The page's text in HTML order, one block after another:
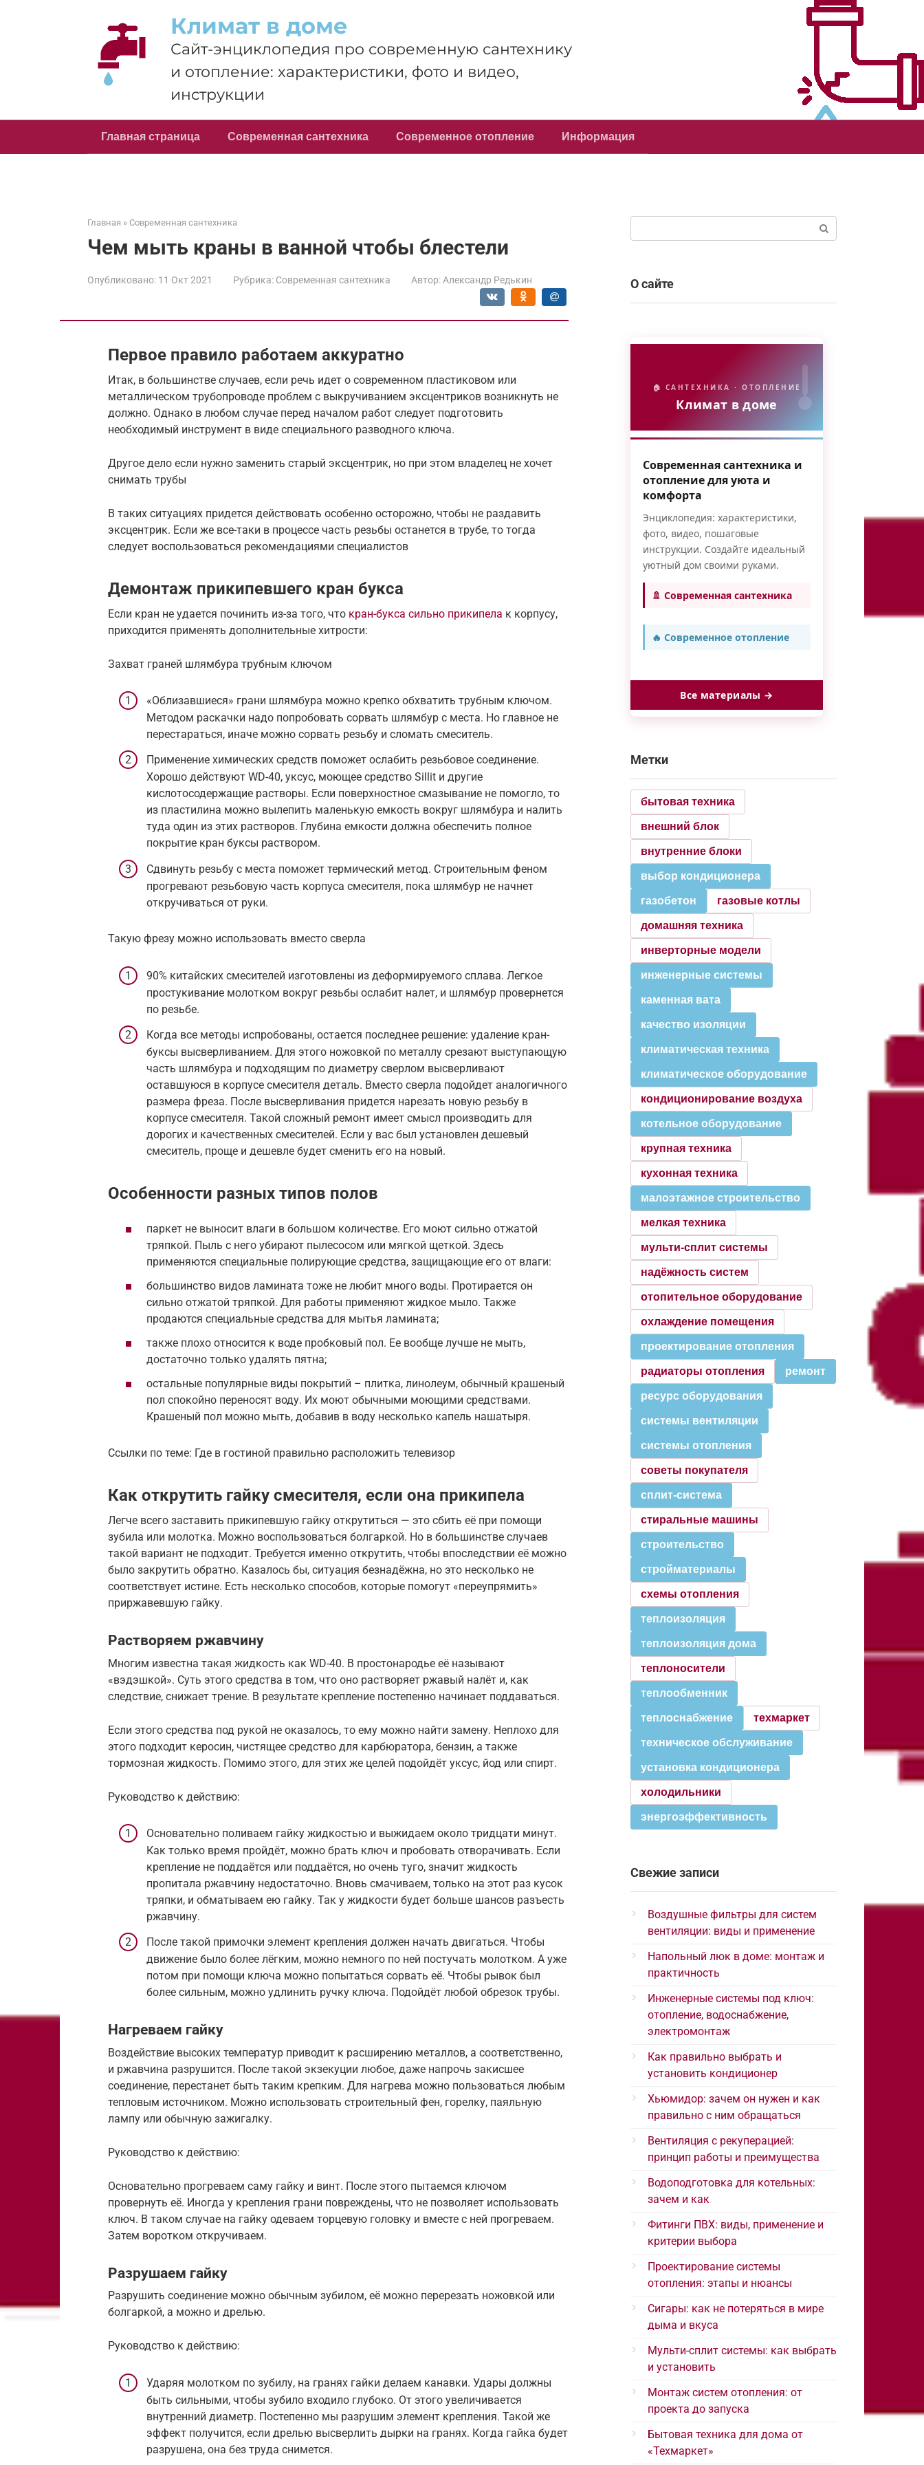
Климат в доме
Сайт-энциклопедия про современную сантехнику
и отопление: характеристики, фото и видео,
инструкции
Главная страница Современная сантехника Современное отопление Информация
Главная » Современная сантехника
Чем мыть краны в ванной чтобы блестели
Опубликовано: 11 Окт 2021 Рубрика: Современная сантехника Автор: Александр Редькин
Первое правило работаем аккуратно
Итак, в большинстве случаев, если речь идет о современном пластиковом или
металлическом трубопроводе проблем с выкручиванием эксцентриков возникнуть не
должно. Однако в любом случае перед началом работ следует подготовить
необходимый инструмент в виде специального разводного ключа.
Другое дело если нужно заменить старый эксцентрик, но при этом владелец не хочет
снимать трубы
В таких ситуациях придется действовать особенно осторожно, чтобы не раздавить
эксцентрик. Если же все-таки в процессе часть резьбы останется в трубе, то тогда
следует воспользоваться рекомендациями специалистов
Демонтаж прикипевшего кран букса
Если кран не удается починить из-за того, что кран-букса сильно прикипела к корпусу,
приходится применять дополнительные хитрости:
Захват граней шлямбура трубным ключом
«Облизавшиеся» грани шлямбура можно крепко обхватить трубным ключом.
Методом раскачки надо попробовать сорвать шлямбур с места. Но главное не
перестараться, иначе можно сорвать резьбу и сломать смеситель.
Применение химических средств поможет ослабить резьбовое соединение.
Хорошо действуют WD-40, уксус, моющее средство Sillit и другие
кислотосодержащие растворы. Если поверхностное смазывание не помогло, то
из пластилина можно вылепить маленькую емкость вокруг шлямбура и налить
туда один из этих растворов. Глубина емкости должна обеспечить полное
покрытие кран буксы раствором.
Сдвинуть резьбу с места поможет термический метод. Строительным феном
прогревают резьбовую часть корпуса смесителя, пока шлямбур не начнет
откручиваться от руки.
Такую фрезу можно использовать вместо сверла
90% китайских смесителей изготовлены из деформируемого сплава. Легкое
простукивание молотком вокруг резьбы ослабит налет, и шлямбур провернется
по резьбе.
Когда все методы испробованы, остается последнее решение: удаление кран-
буксы высверливанием. Для этого ножовкой по металлу срезают выступающую
часть шлямбура и подходящим по диаметру сверлом высверливают
оставшуюся в корпусе смесителя деталь. Вместо сверла подойдет аналогичного
размера фреза. После высверливания придется нарезать новую резьбу в
корпусе смесителя. Такой сложный ремонт имеет смысл производить для
дорогих и качественных смесителей. Если у вас был установлен дешевый
смеситель, проще и дешевле будет сменить его на новый.
Особенности разных типов полов
паркет не выносит влаги в большом количестве. Его моют сильно отжатой
тряпкой. Пыль с него убирают пылесосом или мягкой щеткой. Здесь
применяются специальные полирующие средства, защищающие его от влаги:
большинство видов ламината тоже не любит много воды. Протирается он
сильно отжатой тряпкой. Для работы применяют жидкое мыло. Также
продаются специальные средства для мытья ламината;
также плохо относится к воде пробковый пол. Ее вообще лучше не мыть,
достаточно только удалять пятна;
остальные популярные виды покрытий – плитка, линолеум, обычный крашеный
пол спокойно переносят воду. Их моют обычными моющими средствами.
Крашеный пол можно мыть, добавив в воду несколько капель нашатыря.
Ссылки по теме: Где в гостиной правильно расположить телевизор
Как открутить гайку смесителя, если она прикипела
Легче всего заставить прикипевшую гайку открутиться — это сбить её при помощи
зубила или молотка. Можно воспользоваться болгаркой. Но в большинстве случаев
такой вариант не подходит. Требуется именно открутить, чтобы впоследствии её можно
было закрутить обратно. Казалось бы, ситуация безнадёжна, но это несколько не
соответствует истине. Есть несколько способов, которые помогут «переупрямить»
приржавевшую гайку.
Растворяем ржавчину
Многим известна такая жидкость как WD-40. В простонародье её называют
«вэдэшкой». Суть этого средства в том, что оно растворяет ржавый налёт и, как
следствие, снижает трение. В результате крепление постепенно начинает поддаваться.
Если этого средства под рукой не оказалось, то ему можно найти замену. Неплохо для
этого подходит керосин, чистящее средство для карбюратора, бензин, а также
тормозная жидкость. Помимо этого, для этих же целей подойдёт уксус, йод или спирт.
Руководство к действию:
Основательно поливаем гайку жидкостью и выжидаем около тридцати минут.
Как только время пройдёт, можно брать ключ и пробовать отворачивать. Если
крепление не поддаётся или поддаётся, но очень туго, значит жидкость
пропитала ржавчину недостаточно. Вновь смачиваем, только на этот раз кусок
тряпки, и обматываем ею гайку. Так у жидкости будет больше шансов разъесть
ржавчину.
После такой примочки элемент крепления должен начать двигаться. Чтобы
движение было более лёгким, можно немного по ней постучать молотком. А уже
потом при помощи ключа можно попытаться сорвать её. Чтобы рывок был
более сильным, можно удлинить ручку ключа. Подойдёт любой обрезок трубы.
Нагреваем гайку
Воздействие высоких температур приводит к расширению металлов, а соответственно,
и ржавчина разрушится. После такой экзекуции любое, даже напрочь закисшее
соединение, перестанет быть таким крепким. Для нагрева можно пользоваться любым
тепловым источником. Можно использовать строительный фен, горелку, паяльную
лампу или обычную зажигалку.
Руководство к действию:
Основательно прогреваем саму гайку и винт. После этого пытаемся ключом
провернуть её. Иногда у крепления грани повреждены, что не позволяет использовать
ключ. В таком случае на гайку одеваем торцевую головку и вместе с ней прогреваем.
Затем воротком откручиваем.
Разрушаем гайку
Разрушить соединение можно обычным зубилом, её можно перерезать ножовкой или
болгаркой, а можно и дрелью.
Руководство к действию:
Ударяя молотком по зубилу, на гранях гайки делаем канавки. Удары должны
быть сильными, чтобы зубило входило глубоко. От этого увеличивается
внутренний диаметр. Постепенно мы разрушим элемент крепления. Такой же
эффект получится, если дрелью высверлить дырки на гранях. Когда гайка будет
разрушена, она без труда снимется.
О сайте
🏠 САНТЕХНИКА · ОТОПЛЕНИЕ
Климат в доме
Современная сантехника и
отопление для уюта и
комфорта
Энциклопедия: характеристики,
фото, видео, пошаговые
инструкции. Создайте идеальный
уютный дом своими руками.
🚿 Современная сантехника
🔥 Современное отопление
Все материалы →
Метки
бытовая техника
внешний блок
внутренние блоки
выбор кондиционера
газобетон газовые котлы
домашняя техника
инверторные модели
инженерные системы
каменная вата
качество изоляции
климатическая техника
климатическое оборудование
кондиционирование воздуха
котельное оборудование
крупная техника
кухонная техника
малоэтажное строительство
мелкая техника
мульти-сплит системы
надёжность систем
отопительное оборудование
охлаждение помещения
проектирование отопления
радиаторы отопления ремонт
ресурс оборудования
системы вентиляции
системы отопления
советы покупателя
сплит-система
стиральные машины
строительство
стройматериалы
схемы отопления
теплоизоляция
теплоизоляция дома
теплоносители
теплообменник
теплоснабжение техмаркет
техническое обслуживание
установка кондиционера
холодильники
энергоэффективность
Свежие записи
Воздушные фильтры для систем
вентиляции: виды и применение
Напольный люк в доме: монтаж и
практичность
Инженерные системы под ключ:
отопление, водоснабжение,
электромонтаж
Как правильно выбрать и
установить кондиционер
Хьюмидор: зачем он нужен и как
правильно с ним обращаться
Вентиляция с рекуперацией:
принцип работы и преимущества
Водоподготовка для котельных:
зачем и как
Фитинги ПВХ: виды, применение и
критерии выбора
Проектирование системы
отопления: этапы и нюансы
Сигары: как не потеряться в мире
дыма и вкуса
Мульти-сплит системы: как выбрать
и установить
Монтаж систем отопления: от
проекта до запуска
Бытовая техника для дома от
«Техмаркет»